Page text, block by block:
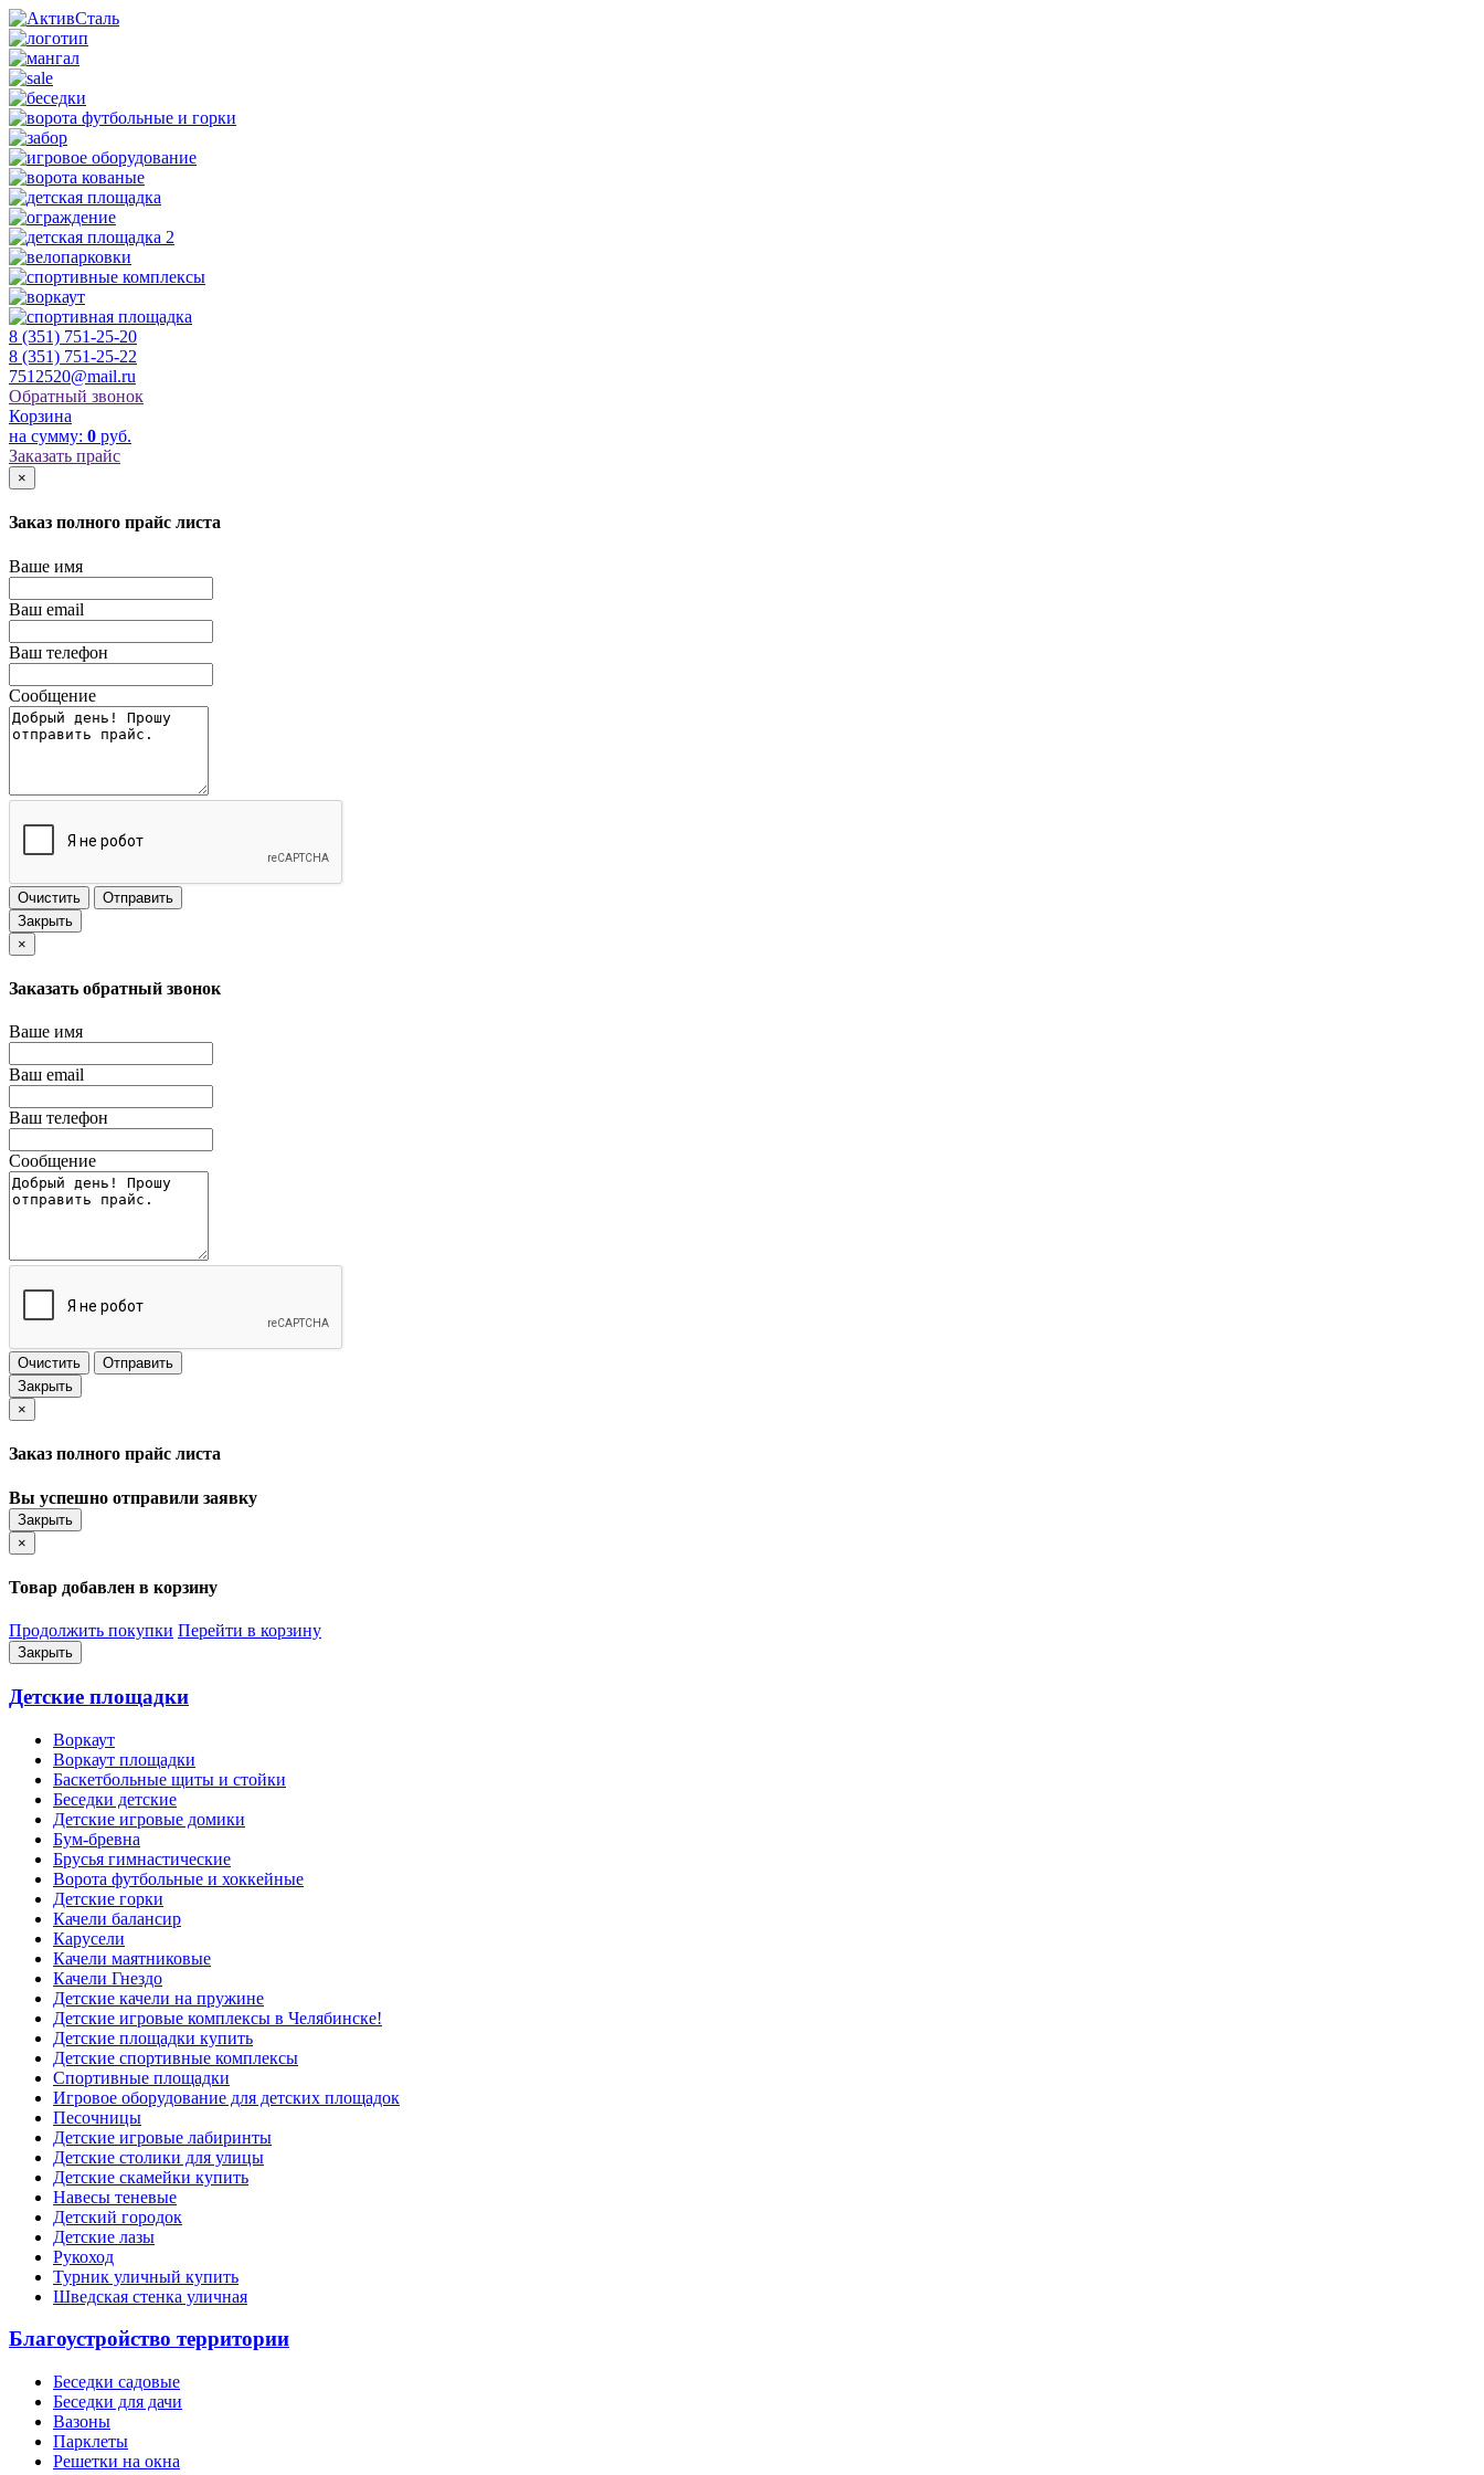
8 (351) 751-25-20
8 (351) 751-25-22
7512520@mail.ru
Обратный звонок
Корзина
на сумму: 0 руб.
Заказать прайс
×
Заказ полного прайс листа
Ваше имя
Ваш email
Ваш телефон
Сообщение
Очистить
Отправить
Закрыть
×
Заказать обратный звонок
Ваше имя
Ваш email
Ваш телефон
Сообщение
Очистить
Отправить
Закрыть
×
Заказ полного прайс листа
Вы успешно отправили заявку
Закрыть
×
Товар добавлен в корзину
Продолжить покупки Перейти в корзину
Закрыть
Детские площадки
Воркаут
Воркаут площадки
Баскетбольные щиты и стойки
Беседки детские
Детские игровые домики
Бум-бревна
Брусья гимнастические
Ворота футбольные и хоккейные
Детские горки
Качели балансир
Карусели
Качели маятниковые
Качели Гнездо
Детские качели на пружине
Детские игровые комплексы в Челябинске!
Детские площадки купить
Детские спортивные комплексы
Cпортивные площадки
Игровое оборудование для детских площадок
Песочницы
Детские игровые лабиринты
Детские столики для улицы
Детские скамейки купить
Навесы теневые
Детский городок
Детские лазы
Рукоход
Турник уличный купить
Шведская стенка уличная
Благоустройство территории
Беседки садовые
Беседки для дачи
Вазоны
Парклеты
Решетки на окна